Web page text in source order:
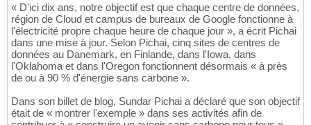
« D'ici dix ans, notre objectif est que chaque centre de données,
région de Cloud et campus de bureaux de Google fonctionne à
l'électricité propre chaque heure de chaque jour », a écrit Pichai
dans une mise à jour. Selon Pichai, cinq sites de centres de
données au Danemark, en Finlande, dans l'Iowa, dans
l'Oklahoma et dans l'Oregon fonctionnent désormais « à près
de ou à 90 % d'énergie sans carbone ».
Dans son billet de blog, Sundar Pichai a déclaré que son objectif
était de « montrer l'exemple » dans ses activités afin de